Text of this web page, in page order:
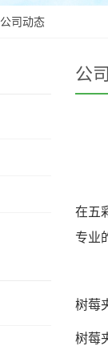
公司动态
公
在五
专业
树莓
树莓